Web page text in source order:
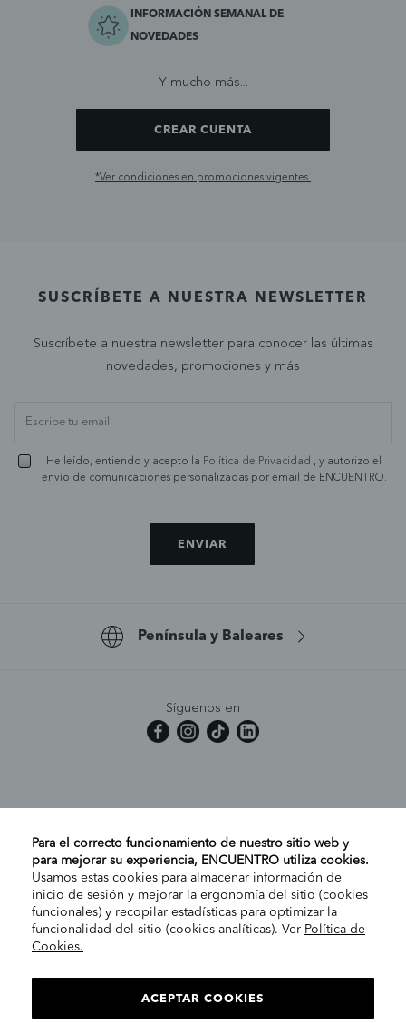
INFORMACIÓN SEMANAL DE
NOVEDADES
Y mucho más...
CREAR CUENTA
*Ver condiciones en promociones vigentes.
SUSCRÍBETE A NUESTRA NEWSLETTER
Suscríbete a nuestra newsletter para conocer las últimas
novedades, promociones y más
He leído, entiendo y acepto la Política de Privacidad , y autorizo el
envío de comunicaciones personalizadas por email de ENCUENTRO.
ENVIAR
Península y Baleares
Síguenos en
MI CUENTA
AYUDA
EMPRESA
INFORMACIÓN LEGAL
Para el correcto funcionamiento de nuestro sitio web y
para mejorar su experiencia, ENCUENTRO utiliza cookies.
Usamos estas cookies para almacenar información de
inicio de sesión y mejorar la ergonomía del sitio (cookies
funcionales) y recopilar estadísticas para optimizar la
funcionalidad del sitio (cookies analíticas). Ver Política de
Cookies.
ACEPTAR COOKIES